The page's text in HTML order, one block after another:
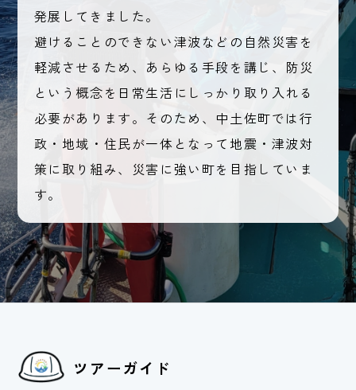
発展してきました。
避けることのできない津波などの自然災害を
軽減させるため、あらゆる手段を講じ、防災
という概念を日常生活にしっかり取り入れる
必要があります。そのため、中土佐町では行
政・地域・住民が一体となって地震・津波対
策に取り組み、災害に強い町を目指していま
す。
ツアーガイド